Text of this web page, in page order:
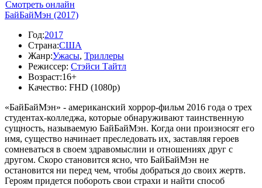
Смотреть онлайн
БайБайМэн (2017)
Год:2017
Страна:США
Жанр:Ужасы, Триллеры
Режиссер: Стэйси Тайтл
Возраст:16+
Качество: FHD (1080p)
«БайБайМэн» - американский хоррор-фильм 2016 года о трех
студентах-колледжа, которые обнаруживают таинственную
сущность, называемую БайБайМэн. Когда они произносят его
имя, существо начинает преследовать их, заставляя героев
сомневаться в своем здравомыслии и отношениях друг с
другом. Скоро становится ясно, что БайБайМэн не
остановится ни перед чем, чтобы добраться до своих жертв.
Героям придется побороть свои страхи и найти способ